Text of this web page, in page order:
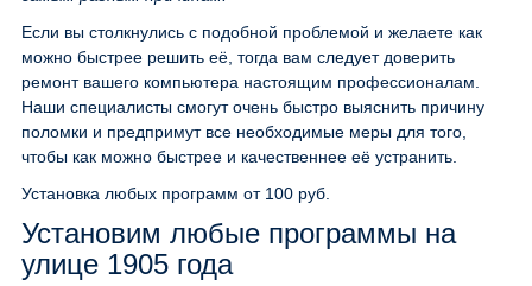
Если вы столкнулись с подобной проблемой и желаете как
можно быстрее решить её, тогда вам следует доверить
ремонт вашего компьютера настоящим профессионалам.
Наши специалисты смогут очень быстро выяснить причину
поломки и предпримут все необходимые меры для того,
чтобы как можно быстрее и качественнее её устранить.
Установка любых программ от 100 руб.
Установим любые программы на
улице 1905 года